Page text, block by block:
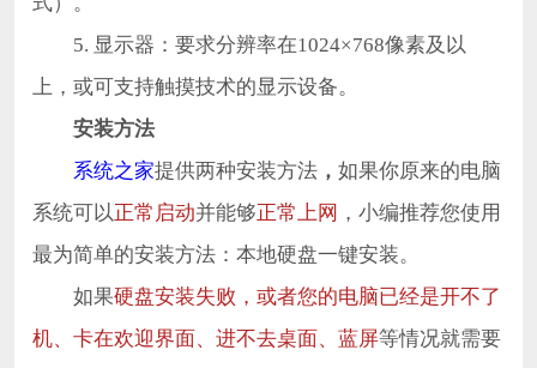
5. 显示器：要求分辨率在1024×768像素及以
上，或可支持触摸技术的显示设备。
安装方法
系统之家提供两种安装方法， 如果你原来的电脑
系统可以 正常启动并能够 正常上网 ，小编推荐您使用
最为简单的安装方法：本地硬盘一键安装。
如果硬盘安装失败，或者您的电脑已经是开不了
机、卡在欢迎界面、进不去桌面、蓝屏等情况就需要